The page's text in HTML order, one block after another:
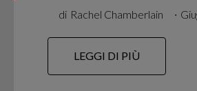
di Rachel Chamberlain ∙
LEGGI DI PIÙ